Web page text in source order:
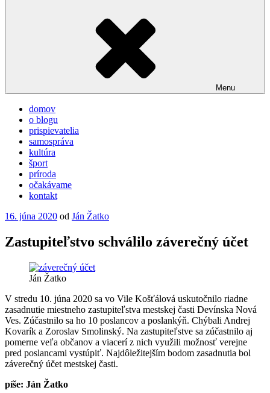
Menu
domov
o blogu
prispievatelia
samospráva
kultúra
šport
príroda
očakávame
kontakt
Publikované
16. júna 2020 od Ján Žatko
Zastupiteľstvo schválilo záverečný účet
Ján Žatko
V stredu 10. júna 2020 sa vo Vile Košťálová uskutočnilo riadne
zasadnutie miestneho zastupiteľstva mestskej časti Devínska Nová
Ves. Zúčastnilo sa ho 10 poslancov a poslankýň. Chýbali Andrej
Kovarík a Zoroslav Smolinský. Na zastupiteľstve sa zúčastnilo aj
pomerne veľa občanov a viacerí z nich využili možnosť verejne
pred poslancami vystúpiť. Najdôležitejším bodom zasadnutia bol
záverečný účet mestskej časti.
píše: Ján Žatko